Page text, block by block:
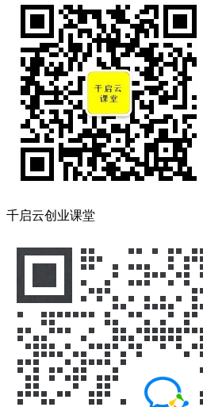
千启云创业课堂